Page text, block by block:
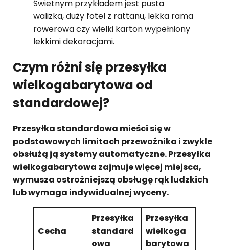
Świetnym przykładem jest pusta
walizka, duży fotel z rattanu, lekka rama
rowerowa czy wielki karton wypełniony
lekkimi dekoracjami.
Czym różni się przesyłka
wielkogabarytowa od
standardowej?
Przesyłka standardowa mieści się w
podstawowych limitach przewoźnika i zwykle
obsłużą ją systemy automatyczne. Przesyłka
wielkogabarytowa zajmuje więcej miejsca,
wymusza ostrożniejszą obsługę rąk ludzkich
lub wymaga indywidualnej wyceny.
Cecha
Przesyłka
standard
owa
Przesyłka
wielkoga
barytowa